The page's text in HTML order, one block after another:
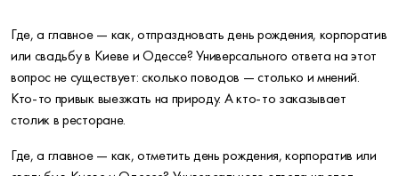
Где, а главное — как, отпраздновать день рождения, корпоратив
или свадьбу в Киеве и Одессе? Универсального ответа на этот
вопрос не существует: сколько поводов — столько и мнений.
Кто-то привык выезжать на природу. А кто-то заказывает
столик в ресторане.
Где, а главное — как, отметить день рождения, корпоратив или